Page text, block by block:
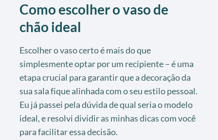
Como escolher o vaso de
chão ideal
Escolher o vaso certo é mais do que
simplesmente optar por um recipiente – é uma
etapa crucial para garantir que a decoração da
sua sala fique alinhada com o seu estilo pessoal.
Eu já passei pela dúvida de qual seria o modelo
ideal, e resolvi dividir as minhas dicas com você
para facilitar essa decisão.